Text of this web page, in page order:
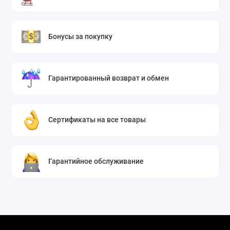
Бонусы за покупку
Гарантированный возврат и обмен
Сертификаты на все товары
Гарантийное обслуживание